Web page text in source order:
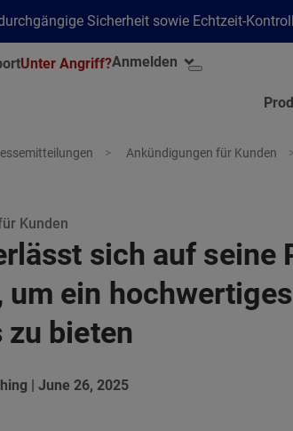
Sicherheit sowie Echtzeit-
Unter Angriff?Anmelden
Ankündigungen für Kunden
Kunden
sich auf seine
um ein
zu bieten
| June 26, 2025